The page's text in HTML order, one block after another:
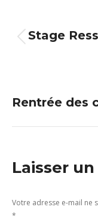
article
Stage
Rentrée des
Laisser
Votre adresse e-mail ne
*